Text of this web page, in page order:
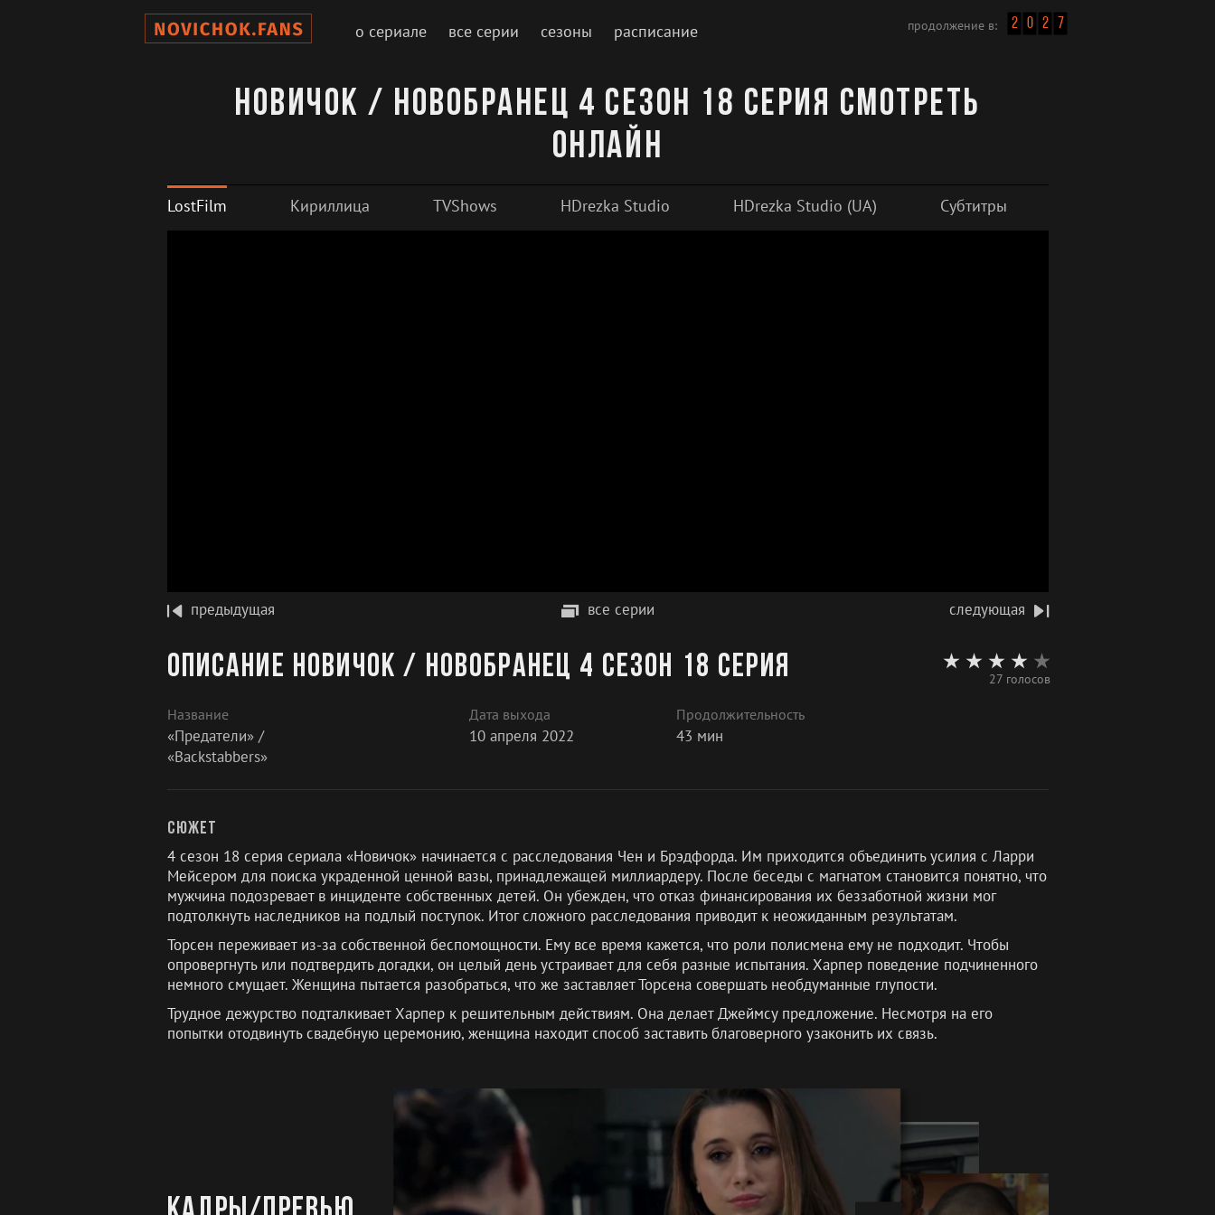
о сериале все серии сезоны расписание продолжение в: 2 0 2 7
Новичок / Новобранец 4 сезон 18 серия смотреть
онлайн
LostFilm Кириллица TVShows HDrezka Studio HDrezka Studio (UA) Субтитры
предыдущая все серии следующая
27 голосов
Описание Новичок / Новобранец 4 сезон 18 серия
Название
«Предатели» /
«Backstabbers»
Дата выхода
10 апреля 2022
Продолжительность
43 мин
Сюжет
4 сезон 18 серия сериала «Новичок» начинается с расследования Чен и Брэдфорда. Им приходится объединить усилия с Ларри
Мейсером для поиска украденной ценной вазы, принадлежащей миллиардеру. После беседы с магнатом становится понятно, что
мужчина подозревает в инциденте собственных детей. Он убежден, что отказ финансирования их беззаботной жизни мог
подтолкнуть наследников на подлый поступок. Итог сложного расследования приводит к неожиданным результатам.
Торсен переживает из-за собственной беспомощности. Ему все время кажется, что роли полисмена ему не подходит. Чтобы
опровергнуть или подтвердить догадки, он целый день устраивает для себя разные испытания. Харпер поведение подчиненного
немного смущает. Женщина пытается разобраться, что же заставляет Торсена совершать необдуманные глупости.
Трудное дежурство подталкивает Харпер к решительным действиям. Она делает Джеймсу предложение. Несмотря на его
попытки отодвинуть свадебную церемонию, женщина находит способ заставить благоверного узаконить их связь.